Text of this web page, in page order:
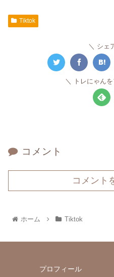
Tiktok
シェ
トレにゃん
コメント
コメント
ホーム Tiktok
プロフィール